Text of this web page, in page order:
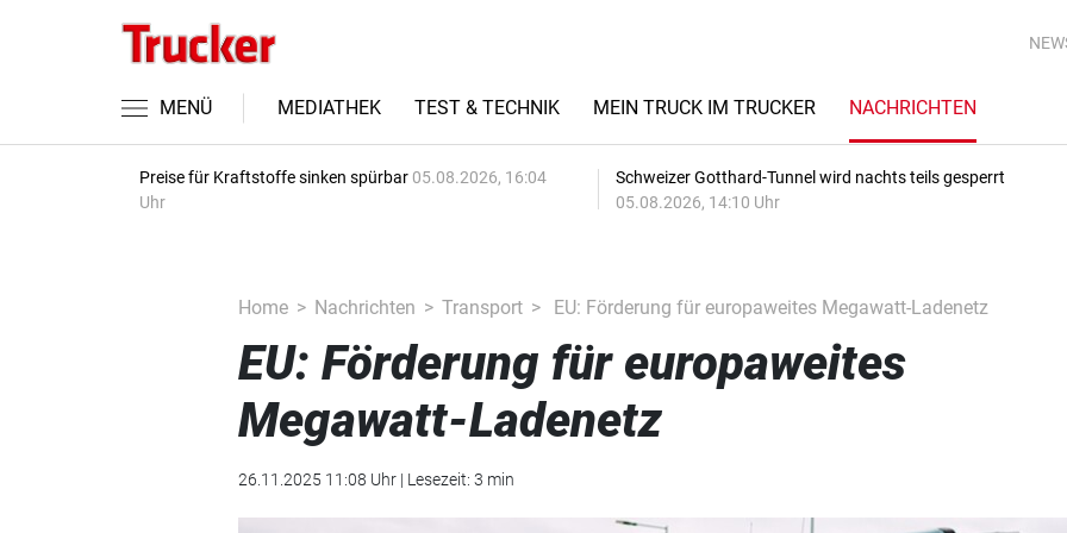
MENÜ MEDIATHEK TEST & TECHNIK MEIN TRUCK IM TRUCKER NACHRICHTEN
Preise für Kraftstoffe sinken spürbar 05.08.2026, 16:04
Uhr
Schweizer Gotthard-Tunnel wird nachts teils gesperrt
05.08.2026, 14:10 Uhr
Home Nachrichten Transport EU: Förderung für europaweites Megawatt-Ladenetz
EU: Förderung für europaweites
Megawatt-Ladenetz
26.11.2025 11:08 Uhr | Lesezeit: 3 min